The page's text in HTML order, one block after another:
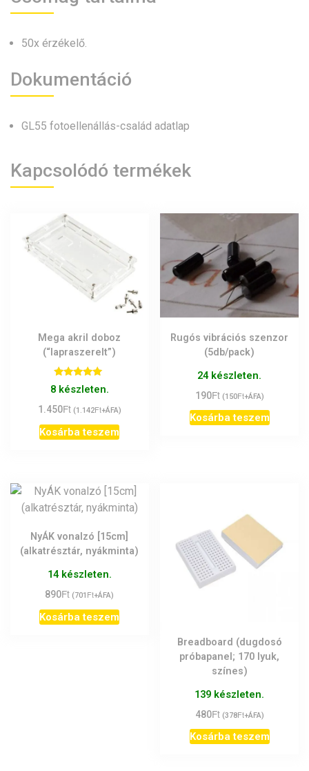
50x érzékelő.
Dokumentáció
GL55 fotoellenállás-család adatlap
Kapcsolódó termékek
Mega akril doboz
(“lapraszerelt”)
Értékelés:
5.00
8 készleten.
1.450Ft (1.142Ft+ÁFA)
Kosárba teszem
Rugós vibrációs szenzor
(5db/pack)
24 készleten.
190Ft (150Ft+ÁFA)
Kosárba teszem
NyÁK vonalzó [15cm]
(alkatrésztár, nyákminta)
14 készleten.
890Ft (701 Ft+ÁFA)
Kosárba teszem
Breadboard (dugdosó
próbapanel; 170 lyuk,
színes)
139 készleten.
480Ft (378Ft+ÁFA)
Kosárba teszem